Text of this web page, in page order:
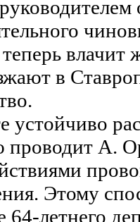
влачит
в
проводит А.
Этому
64-летнего